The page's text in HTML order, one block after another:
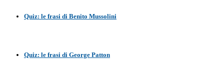
Quiz: le frasi di Benito Mussolini
Quiz: le frasi di George Patton